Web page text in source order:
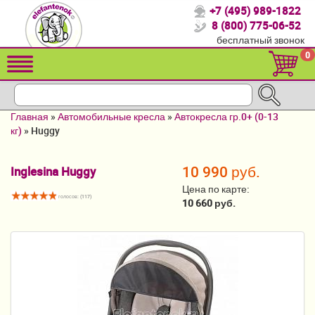
Спасибо, что выбрали нас!
Распродажа!
Детские коляски
Кроватки для новорожденных
Мебель и аксессуары
Постельные принадлежности
+7 (495) 989-1822
8 (800) 775-06-52
бесплатный звонок
0
Главная »Автомобильные кресла »Автокресла гр.0+ (0-13
кг) » Huggy
Inglesina Huggy
голосов: (117)
10 990 руб.
Цена по карте:
10 660 руб.